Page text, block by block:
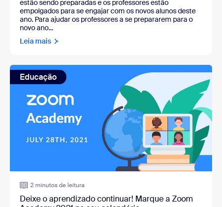
estão sendo preparadas e os professores estão
empolgados para se engajar com os novos alunos deste
ano. Para ajudar os professores a se prepararem para o
novo ano...
Leia mais
Educação
2 minutos de leitura
Deixe o aprendizado continuar! Marque a Zoom